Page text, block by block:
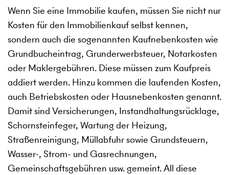
Wenn Sie eine Immobilie kaufen, müssen Sie nicht nur
Kosten für den Immobilienkauf selbst kennen,
sondern auch die sogenannten Kaufnebenkosten wie
Grundbucheintrag, Grunderwerbsteuer, Notarkosten
oder Maklergebühren. Diese müssen zum Kaufpreis
addiert werden. Hinzu kommen die laufenden Kosten,
auch Betriebskosten oder Hausnebenkosten genannt.
Damit sind Versicherungen, Instandhaltungsrücklage,
Schornsteinfeger, Wartung der Heizung,
Straßenreinigung, Müllabfuhr sowie Grundsteuern,
Wasser-, Strom- und Gasrechnungen,
Gemeinschaftsgebühren usw. gemeint. All diese